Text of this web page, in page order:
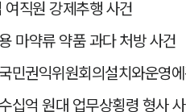
직원 강제추행 사건
마약류 약품 과다 처방 사건
민권익위원회의설치와운영
십억 원대 업무상횡령 형사